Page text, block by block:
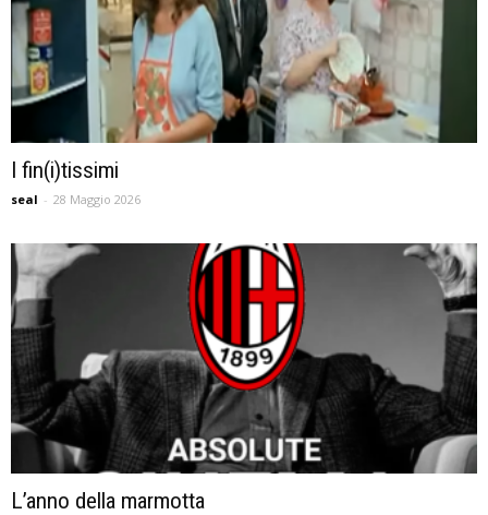
I fin(i)tissimi
seal - 28 Maggio 2026
L’anno della marmotta